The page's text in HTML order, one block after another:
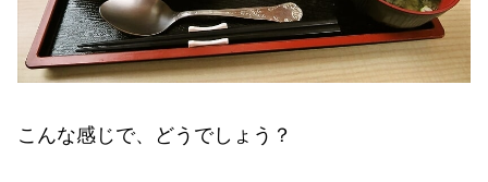
こんな感じで、どうでしょう？